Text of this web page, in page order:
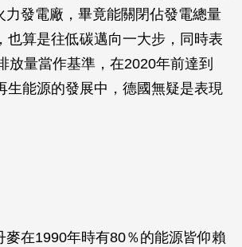
力發電廠，畢竟能關閉佔發電總量
也算是往低碳邁向一大步，同時表
放量當作基準，在2020年前達到
生能源的發展中，德國無疑是表現
麥在1990年時有80％的能源皆仰賴